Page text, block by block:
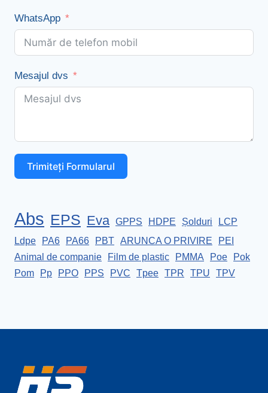
WhatsApp
Mesajul dvs
Trimiteți Formularul
Abs EPS Eva GPPS HDPE Șolduri
LCP
Ldpe
PA6 PA66 PBT ARUNCA O PRIVIRE
PEI
Animal de companie
Film de plastic PMMA Poe
Pok
Pom
Pp PPO PPS PVC Tpee TPR TPU TPV